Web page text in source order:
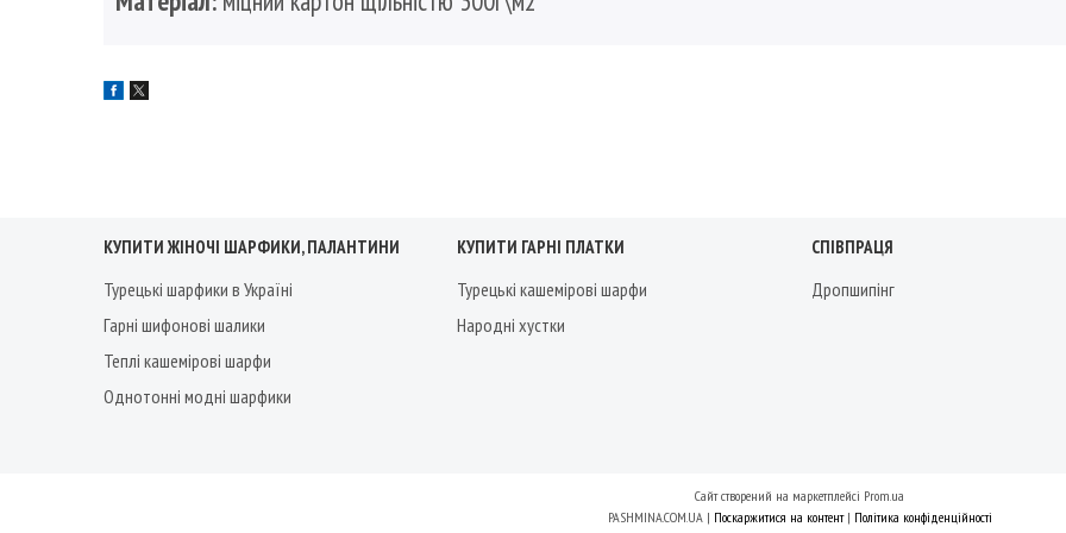
КУПИТИ ЖІНОЧІ ШАРФИКИ, ПАЛАНТИНИ
Турецькі шарфики в Україні
Гарні шифонові шалики
Теплі кашемірові шарфи
Однотонні модні шарфики
КУПИТИ ГАРНІ ПЛАТКИ
Турецькі кашемірові шарфи
Народні хустки
СПІВПРАЦЯ
Дропшипінг
Сайт створений на маркетплейсі Prom.ua
PASHMINA.COM.UA | Поскаржитися на контент | Політика конфіденційності